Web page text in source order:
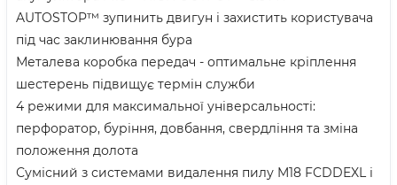
AUTOSTOP™ зупинить двигун і захистить користувача
під час заклинювання бура
Металева коробка передач - оптимальне кріплення
шестерень підвищує термін служби
4 режими для максимальної універсальності:
перфоратор, буріння, довбання, свердління та зміна
положення долота
Сумісний з системами видалення пилу M18 FCDDEXL і